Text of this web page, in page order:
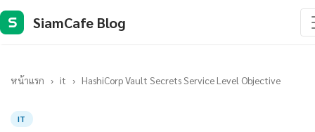
S SiamCafe Blog
หน้าแรก › it › HashiCorp Vault Secrets Service Level Objective
IT